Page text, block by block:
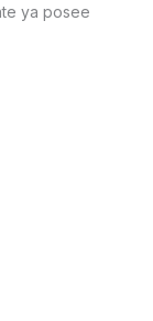
ya posee